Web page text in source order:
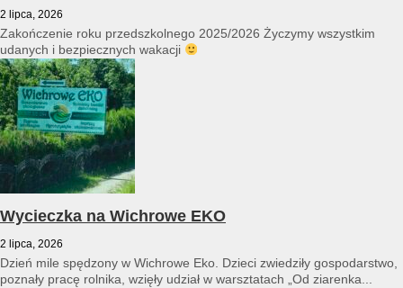
2 lipca, 2026
Zakończenie roku przedszkolnego 2025/2026 Życzymy wszystkim
udanych i bezpiecznych wakacji
Wycieczka na Wichrowe EKO
2 lipca, 2026
Dzień mile spędzony w Wichrowe Eko. Dzieci zwiedziły gospodarstwo,
poznały pracę rolnika, wzięły udział w warsztatach „Od ziarenka...